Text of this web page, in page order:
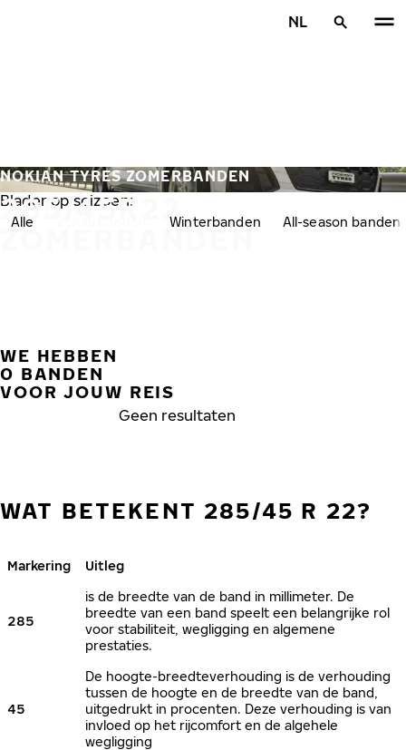
NL
285/45R22
ZOMERBANDEN
NOKIAN TYRES ZOMERBANDEN
Blader op seizoen:
Alle Winterbanden All-season banden
WE HEBBEN
0 BANDEN
VOOR JOUW REIS
Geen resultaten
WAT BETEKENT 285/45 R 22?
Markering Uitleg
285
is de breedte van de band in millimeter. De
breedte van een band speelt een belangrijke rol
voor stabiliteit, wegligging en algemene
prestaties.
45
De hoogte-breedteverhouding is de verhouding
tussen de hoogte en de breedte van de band,
uitgedrukt in procenten. Deze verhouding is van
invloed op het rijcomfort en de algehele
wegligging